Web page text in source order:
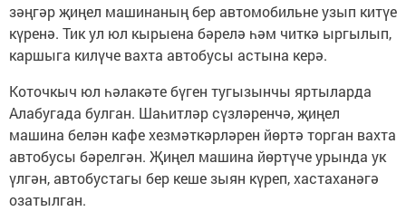
зәңгәр җиңел машинаның бер автомобильне узып китүе
күренә. Тик ул юл кырыена бәрелә һәм читкә ыргылып,
каршыга килүче вахта автобусы астына керә.
Коточкыч юл һәлакәте бүген тугызынчы яртыларда
Алабугада булган. Шаһитләр сүзләренчә, җиңел
машина белән кафе хезмәткәрләрен йөртә торган вахта
автобусы бәрелгән. Җиңел машина йөртүче урында ук
үлгән, автобустагы бер кеше зыян күреп, хастаханәгә
озатылган.